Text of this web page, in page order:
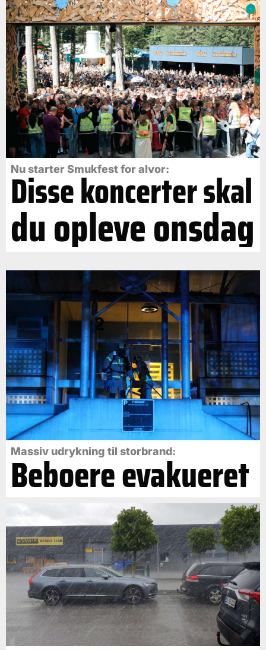
Nu starter Smukfest for alvor:
Disse koncerter skal
du opleve onsdag
Massiv udrykning til storbrand:
Beboere evakueret